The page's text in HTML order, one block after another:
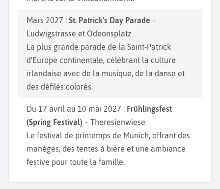
Mars 2027 : St. Patrick's Day Parade –
Ludwigstrasse et Odeonsplatz
La plus grande parade de la Saint-Patrick
d'Europe continentale, célébrant la culture
irlandaise avec de la musique, de la danse et
des défilés colorés.
Du 17 avril au 10 mai 2027 : Frühlingsfest
(Spring Festival) – Theresienwiese
Le festival de printemps de Munich, offrant des
manèges, des tentes à bière et une ambiance
festive pour toute la famille.